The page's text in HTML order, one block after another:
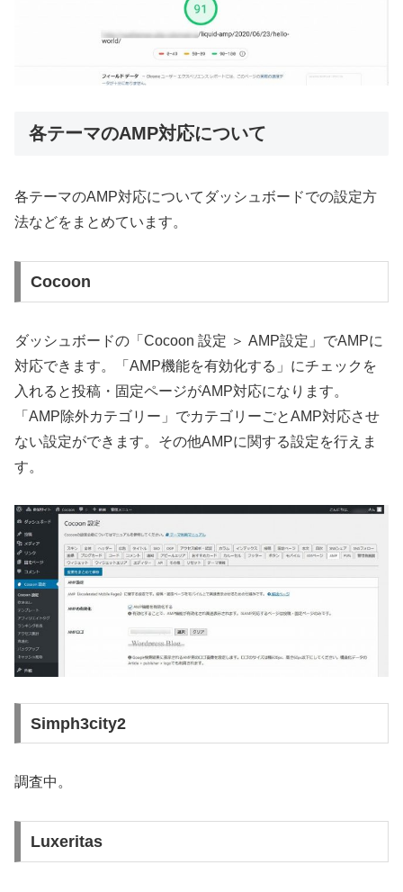
各テーマのAMP対応について
各テーマのAMP対応についてダッシュボードでの設定方
法などをまとめています。
Cocoon
ダッシュボードの「Cocoon 設定 ＞ AMP設定」でAMPに
対応できます。「AMP機能を有効化する」にチェックを
入れると投稿・固定ページがAMP対応になります。
「AMP除外カテゴリー」でカテゴリーごとAMP対応させ
ない設定ができます。その他AMPに関する設定を行えま
す。
Simph3city2
調査中。
Luxeritas